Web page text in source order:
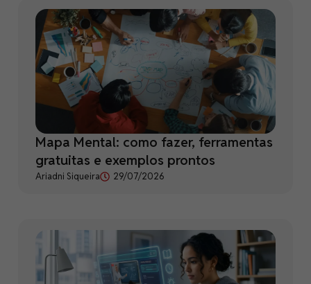
Mapa Mental: como fazer, ferramentas
gratuitas e exemplos prontos
Ariadni Siqueira 29/07/2026